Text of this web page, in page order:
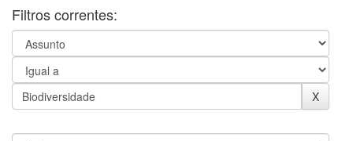
Filtros correntes: